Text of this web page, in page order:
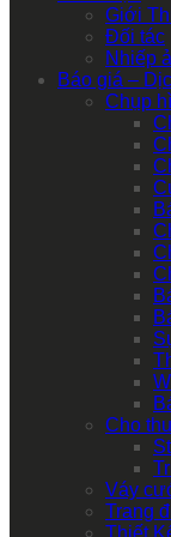
Giới
Đối tác
Nhiếp
Báo giá –
Chụp
Cho
Váy
Trang
Thiết